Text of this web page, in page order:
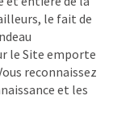
le fait de
le Site emporte
reconnaissez
et les